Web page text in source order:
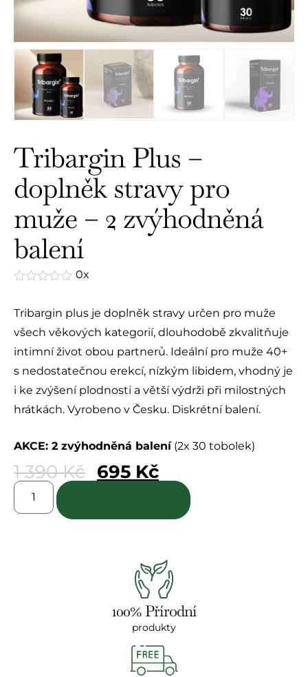
Tribargin Plus –
doplněk stravy pro
muže – 2 zvýhodněná
balení
z
0x
Tribargin plus je doplněk stravy určen pro muže
všech věkových kategorií, dlouhodobě zkvalitňuje
intimní život obou partnerů. Ideální pro muže 40+
s nedostatečnou erekcí, nízkým libidem, vhodný je
i ke zvýšení plodnosti a větší výdrži při milostných
hrátkách. Vyrobeno v Česku. Diskrétní balení.
AKCE: 2 zvýhodněná balení(2x 30 tobolek)
1 390Kč 695 Kč
100% Přírodní
produkty